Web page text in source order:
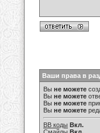
Ваши права в
Вы не можете
Вы не можете
Вы не можете
Вы не можете
BB коды Вкл.